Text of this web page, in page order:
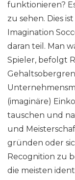
funktionieren?
zu sehen. Dies
Imagination
daran teil. Man
Spieler, befolgt
(imaginäre)
tauschen und
und
gründen oder
Recognition zu
die meisten